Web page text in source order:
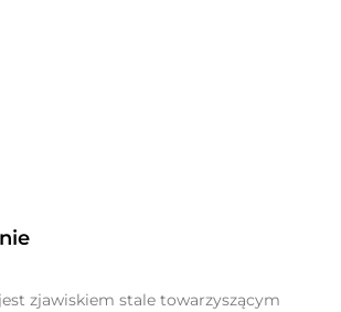
zjawiskiem stale towarzyszącym